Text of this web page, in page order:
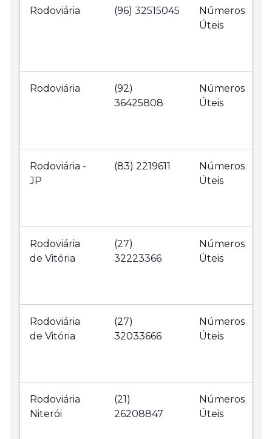
Rodoviária (96) 32515045
Números
Úteis
Rodoviária
(92)
36425808
Números
Úteis
Rodoviária -
JP
(83) 2219611
Números
Úteis
Rodoviária
de Vitória
(27)
32223366
Números
Úteis
Rodoviária
de Vitória
(27)
32033666
Números
Úteis
Rodoviária
Niterói
(21)
26208847
Números
Úteis